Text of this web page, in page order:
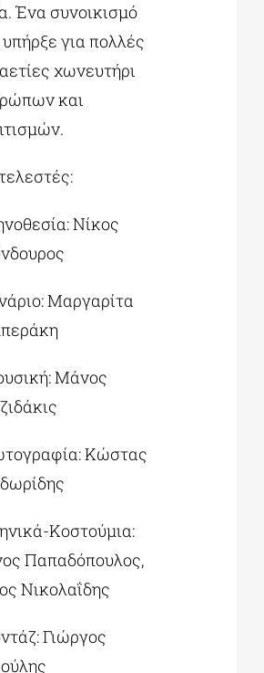
Ένα συνοικισμό
για πολλές
χωνευτήρι
και
Νίκος
Μαργαρίτα
Μάνος
Κώστας
Κοστούμια:
Παπαδόπουλος,
Νικολαΐδης
Γιώργος